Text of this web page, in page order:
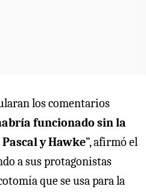
los comentarios
funcionado sin la
y Hawke”, afirmó el
a sus protagonistas
que se usa para la